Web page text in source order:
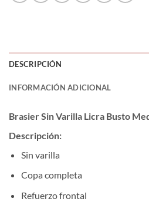
DESCRIPCIÓN
INFORMACIÓN ADICIONAL
Brasier Sin Varilla Licra Busto
Descripción:
Sin varilla
Copa completa
Refuerzo frontal